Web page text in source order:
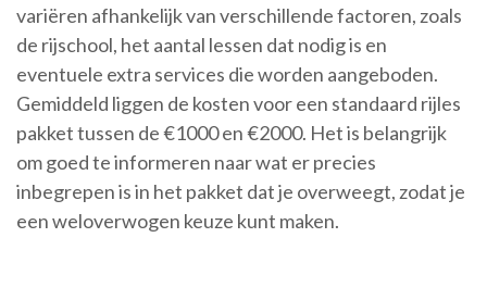
variëren afhankelijk van verschillende factoren, zoals
de rijschool, het aantal lessen dat nodig is en
eventuele extra services die worden aangeboden.
Gemiddeld liggen de kosten voor een standaard rijles
pakket tussen de €1000 en €2000. Het is belangrijk
om goed te informeren naar wat er precies
inbegrepen is in het pakket dat je overweegt, zodat je
een weloverwogen keuze kunt maken.